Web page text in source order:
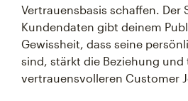
Vertrauensbasis schaffen. Der
Kundendaten gibt deinem
Gewissheit, dass seine
sind, stärkt die Beziehung und
vertrauensvolleren Customer